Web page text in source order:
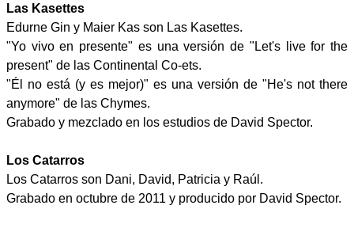
Las Kasettes
Edurne Gin y Maier Kas son Las Kasettes.
"Yo vivo en presente" es una versión de "Let's live for the
present" de las Continental Co-ets.
"Él no está (y es mejor)" es una versión de "He's not there
anymore" de las Chymes.
Grabado y mezclado en los estudios de David Spector.
Los Catarros
Los Catarros son Dani, David, Patricia y Raúl.
Grabado en octubre de 2011 y producido por David Spector.